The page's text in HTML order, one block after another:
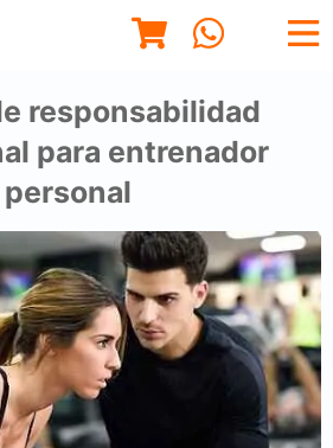
responsabilidad
para entrenador
personal